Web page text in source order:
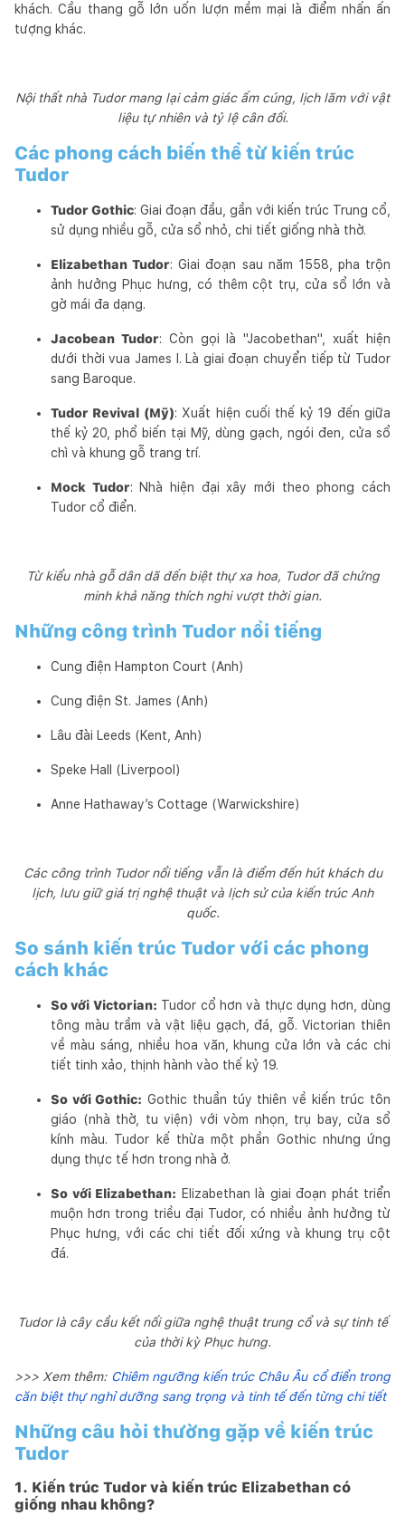
khách. Cầu thang gỗ lớn uốn lượn mềm mại là điểm nhấn ấn
tượng khác.
Nội thất nhà Tudor mang lại cảm giác ấm cúng, lịch lãm với vật
liệu tự nhiên và tỷ lệ cân đối.
Các phong cách biến thể từ kiến trúc
Tudor
Tudor Gothic: Giai đoạn đầu, gần với kiến trúc Trung cổ,
sử dụng nhiều gỗ, cửa sổ nhỏ, chi tiết giống nhà thờ.
Elizabethan Tudor: Giai đoạn sau năm 1558, pha trộn
ảnh hưởng Phục hưng, có thêm cột trụ, cửa sổ lớn và
gờ mái đa dạng.
Jacobean Tudor: Còn gọi là "Jacobethan", xuất hiện
dưới thời vua James I. Là giai đoạn chuyển tiếp từ Tudor
sang Baroque.
Tudor Revival (Mỹ): Xuất hiện cuối thế kỷ 19 đến giữa
thế kỷ 20, phổ biến tại Mỹ, dùng gạch, ngói đen, cửa sổ
chì và khung gỗ trang trí.
Mock Tudor: Nhà hiện đại xây mới theo phong cách
Tudor cổ điển.
Từ kiểu nhà gỗ dân dã đến biệt thự xa hoa, Tudor đã chứng
minh khả năng thích nghi vượt thời gian.
Những công trình Tudor nổi tiếng
Cung điện Hampton Court (Anh)
Cung điện St. James (Anh)
Lâu đài Leeds (Kent, Anh)
Speke Hall (Liverpool)
Anne Hathaway’s Cottage (Warwickshire)
Các công trình Tudor nổi tiếng vẫn là điểm đến hút khách du
lịch, lưu giữ giá trị nghệ thuật và lịch sử của kiến trúc Anh
quốc.
So sánh kiến trúc Tudor với các phong
cách khác
So với Victorian: Tudor cổ hơn và thực dụng hơn, dùng
tông màu trầm và vật liệu gạch, đá, gỗ. Victorian thiên
về màu sáng, nhiều hoa văn, khung cửa lớn và các chi
tiết tinh xảo, thịnh hành vào thế kỷ 19.
So với Gothic: Gothic thuần túy thiên về kiến trúc tôn
giáo (nhà thờ, tu viện) với vòm nhọn, trụ bay, cửa sổ
kính màu. Tudor kế thừa một phần Gothic nhưng ứng
dụng thực tế hơn trong nhà ở.
So với Elizabethan: Elizabethan là giai đoạn phát triển
muộn hơn trong triều đại Tudor, có nhiều ảnh hưởng từ
Phục hưng, với các chi tiết đối xứng và khung trụ cột
đá.
Tudor là cây cầu kết nối giữa nghệ thuật trung cổ và sự tinh tế
của thời kỳ Phục hưng.
>>> Xem thêm: Chiêm ngưỡng kiến trúc Châu Âu cổ điển trong
căn biệt thự nghỉ dưỡng sang trọng và tinh tế đến từng chi tiết
Những câu hỏi thường gặp về kiến trúc
Tudor
1. Kiến trúc Tudor và kiến trúc Elizabethan có
giống nhau không?